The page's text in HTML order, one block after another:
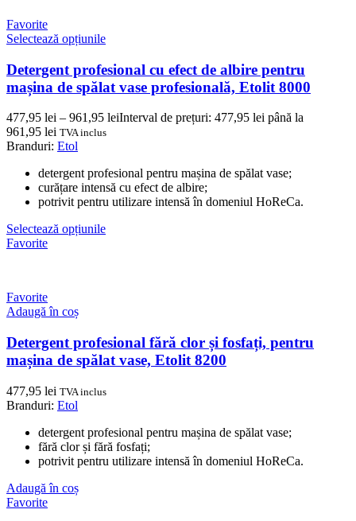
Favorite
Selectează opțiunile
Detergent profesional cu efect de albire pentru
mașina de spălat vase profesională, Etolit 8000
477,95 lei – 961,95 leiInterval de prețuri: 477,95 lei până la
961,95 lei TVA inclus
Branduri: Etol
detergent profesional pentru mașina de spălat vase;
curățare intensă cu efect de albire;
potrivit pentru utilizare intensă în domeniul HoReCa.
Selectează opțiunile
Favorite
Favorite
Adaugă în coș
Detergent profesional fără clor și fosfați, pentru
mașina de spălat vase, Etolit 8200
477,95 lei TVA inclus
Branduri: Etol
detergent profesional pentru mașina de spălat vase;
fără clor și fără fosfați;
potrivit pentru utilizare intensă în domeniul HoReCa.
Adaugă în coș
Favorite